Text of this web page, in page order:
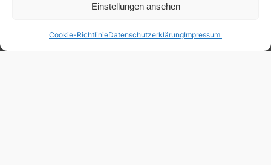
Einstellungen ansehen
Cookie-RichtlinieDatenschutzerklärungImpressum